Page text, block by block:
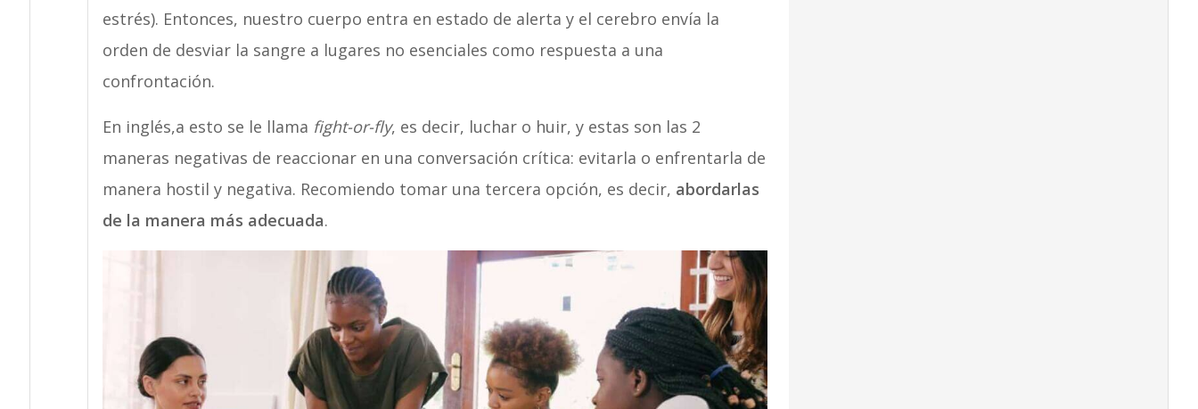
estrés). Entonces, nuestro cuerpo entra en estado de alerta y el cerebro envía la
orden de desviar la sangre a lugares no esenciales como respuesta a una
confrontación.
En inglés,a esto se le llama fight-or-fly, es decir, luchar o huir, y estas son las 2
maneras negativas de reaccionar en una conversación crítica: evitarla o enfrentarla de
manera hostil y negativa. Recomiendo tomar una tercera opción, es decir, abordarlas
de la manera más adecuada.